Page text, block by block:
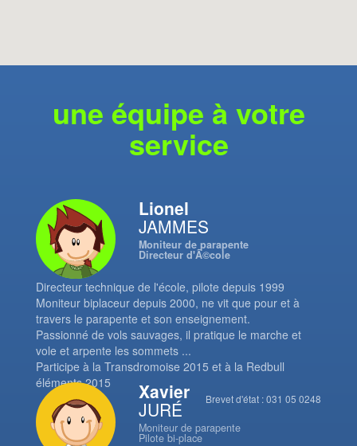
une équipe à votre
service
Lionel
JAMMES
Moniteur de parapente
Directeur d'Ã©cole
Directeur technique de l'école, pilote depuis 1999
Moniteur biplaceur depuis 2000, ne vit que pour et à
travers le parapente et son enseignement.
Passionné de vols sauvages, il pratique le marche et
vole et arpente les sommets ...
Participe à la Transdromoise 2015 et à la Redbull
éléments 2015
Brevet d'état : 031 05 0248
Xavier
JURÉ
Moniteur de parapente
Pilote bi-place